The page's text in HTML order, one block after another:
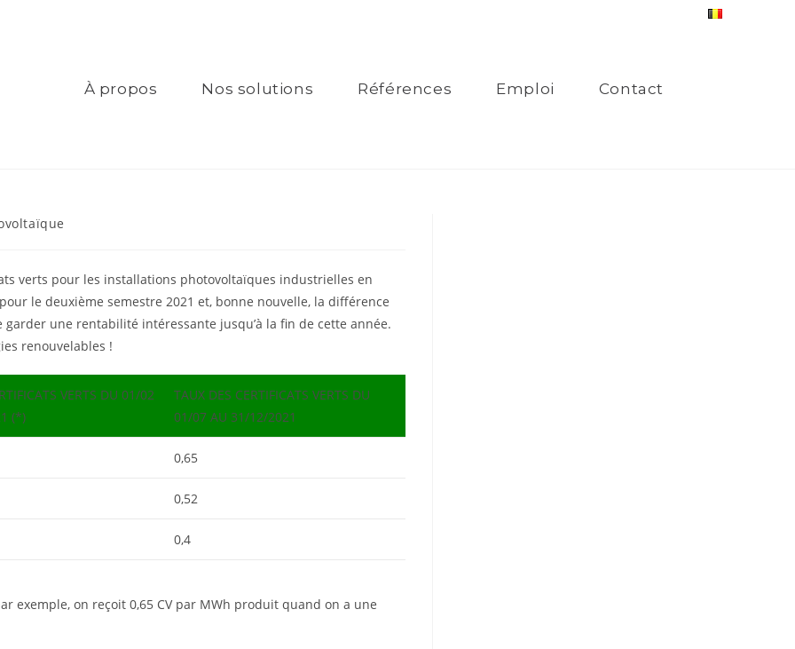
À propos Nos solutions Références Emploi Contact
verts pour les installations photovoltaïques industrielles en
le deuxième semestre 2021 et, bonne nouvelle, la différence
une rentabilité intéressante jusqu’à la fin de cette année.
renouvelables !
VERTS DU 01/02
(*)
TAUX DES CERTIFICATS VERTS DU
01/07 AU 31/12/2021
0,65
0,52
0,4
exemple, on reçoit 0,65 CV par MWh produit quand on a une